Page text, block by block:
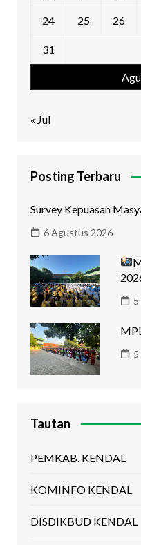
24 25 26
31
« Jul
Posting Terbaru
Survey Kepuasan
6 Agustus 2026
Tautan
PEMKAB. KENDAL
KOMINFO KENDAL
DISDIKBUD KENDAL